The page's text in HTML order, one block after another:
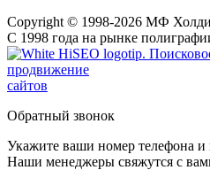
Copyright © 1998-2026 МФ
С 1998 года на рынке
продвижение
сайтов
Обратный звонок
Укажите ваши номер телефона и
Наши менеджеры свяжутся с